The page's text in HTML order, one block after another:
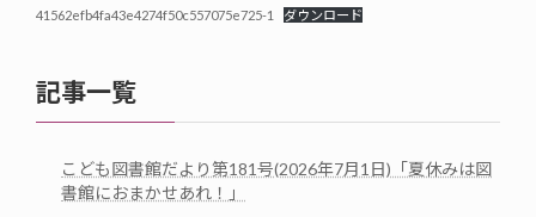
41562efb4fa43e4274f50c557075e725-1 ダウンロード
記事一覧
こども図書館だより第181号(2026年7月1日)「夏休みは図
書館におまかせあれ！」